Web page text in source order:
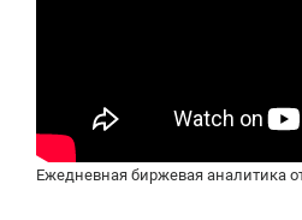
Ежедневная биржевая аналитика